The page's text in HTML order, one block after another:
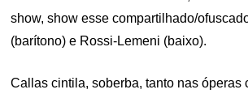
show, show esse compartilhado/
(barítono) e Rossi-Lemeni (baixo).
Callas cintila, soberba, tanto nas óperas